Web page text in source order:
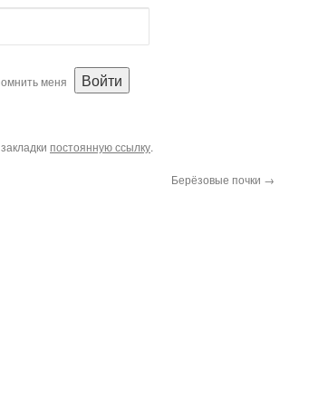
меня
постоянную ссылку.
Берёзовые почки →